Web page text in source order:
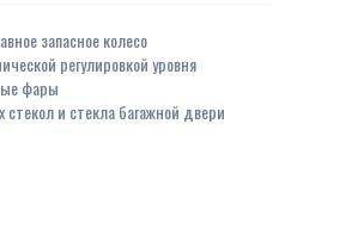
запасное колесо
регулировкой уровня
фары
стекол и стекла багажной двери